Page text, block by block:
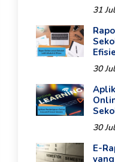
31
30
30
E-